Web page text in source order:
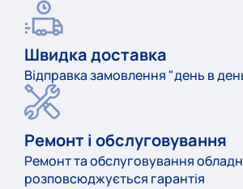
Швидка доставка
Відправка замовлення "день в
Ремонт і обслуговування
Ремонт та обслуговування
розповсюджується гарантія